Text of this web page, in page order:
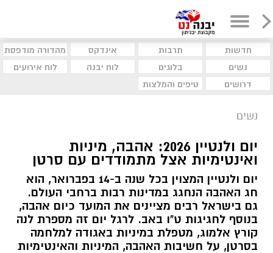
חדשות תרבות אינדקס
מהדורה מודפסת
נשים
בלוגים לוח יבנה
לוח אירועים
דרושים
טיפים והמלצות
נשים
יום ולנטיין 2026: אהבה, מיניות
ואינטימיות אצל מתמודדים עם סרטן
יום ולנטיין המצוין בכל שנה ב-14 בפברואר, הוא
חג האהבה הנחגג במדינות רבות ברחבי העולם.
גם בישראל רבים מציינים את המועד כיום אהבה,
בנוסף לחגיגות ט"ו באב. לרגל יום זה מספרת לנה
קורץ אלמוג, מטפלת במיניות באגודה למלחמה
בסרטן, על חשיבות האהבה, המיניות והאינטימיות